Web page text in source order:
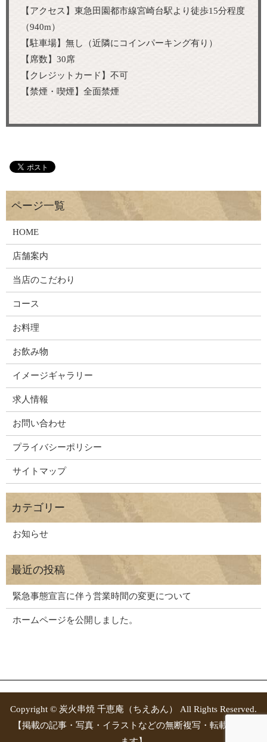
【アクセス】東急田園都市線宮崎台駅より徒歩15分程度
（940m）
【駐車場】無し（近隣にコインパーキング有り）
【席数】30席
【クレジットカード】不可
【禁煙・喫煙】全面禁煙
HOME
店舗案内
当店のこだわり
コース
お料理
お飲み物
イメージギャラリー
求人情報
お問い合わせ
プライバシーポリシー
サイトマップ
お知らせ
緊急事態宣言に伴う営業時間の変更について
ホームページを公開しました。
Copyright © 炭火串焼 千恵庵（ちえあん） All Rights Reserved.
【掲載の記事・写真・イラストなどの無断複写・転載を禁じ